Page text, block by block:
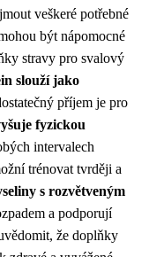
veškeré potřebné
být nápomocné
stravy pro svalový
slouží jako
příjem je pro
fyzickou
intervalech
trénovat tvrději a
s rozvětveným
a podporují
že doplňky